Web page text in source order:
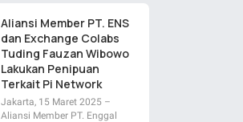
Aliansi Member PT. ENS
dan Exchange Colabs
Tuding Fauzan Wibowo
Lakukan Penipuan
Terkait Pi Network
Jakarta, 15 Maret 2025 –
Aliansi Member PT. Enggal